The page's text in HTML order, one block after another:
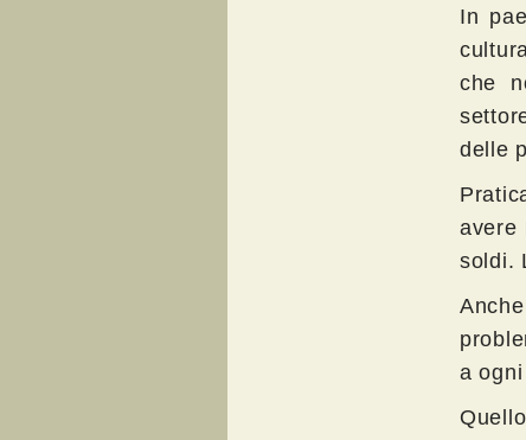
In
che
delle
avere
soldi.
a